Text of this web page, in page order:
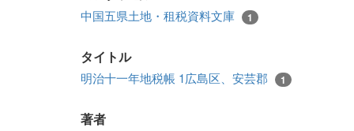
中国五県土地・租税資料文庫 1
タイトル
明治十一年地税帳 1広島区、安芸郡 1
著者